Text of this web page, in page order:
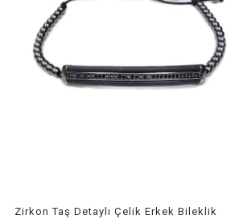
Zirkon Taş Detaylı Çelik Erkek Bileklik